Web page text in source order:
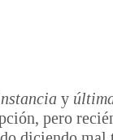
y
pero